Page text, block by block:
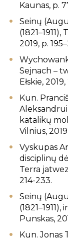
Kaunas, p.
Seinų
2019, p.
Sejnach –
Ełskie,
Kun.
katalikų
Vilnius,
Vyskupas
disciplinų
Terra
214-233.
Seinų
Punskas,
Kun. Jonas